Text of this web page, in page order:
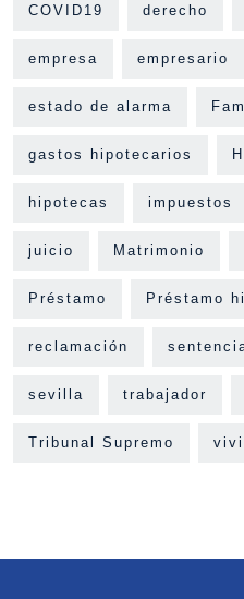
COVID19 derecho
empresa empresario
estado de alarma
gastos hipotecarios
hipotecas impuestos
juicio Matrimonio
Préstamo Préstamo
reclamación
sevilla trabajador
Tribunal Supremo